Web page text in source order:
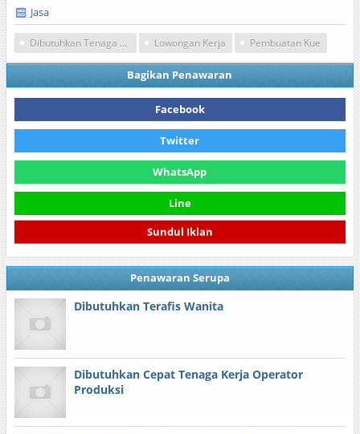
Jasa
Dibutuhkan Tenaga Kerja Lowongan Kerja Pembuatan Kue
Bagikan Penawaran
Facebook
Twitter
WhatsApp
Line
Sundul Iklan
Penawaran Serupa
Dibutuhkan Terafis Wanita
Dibutuhkan Cepat Tenaga Kerja Operator
Produksi